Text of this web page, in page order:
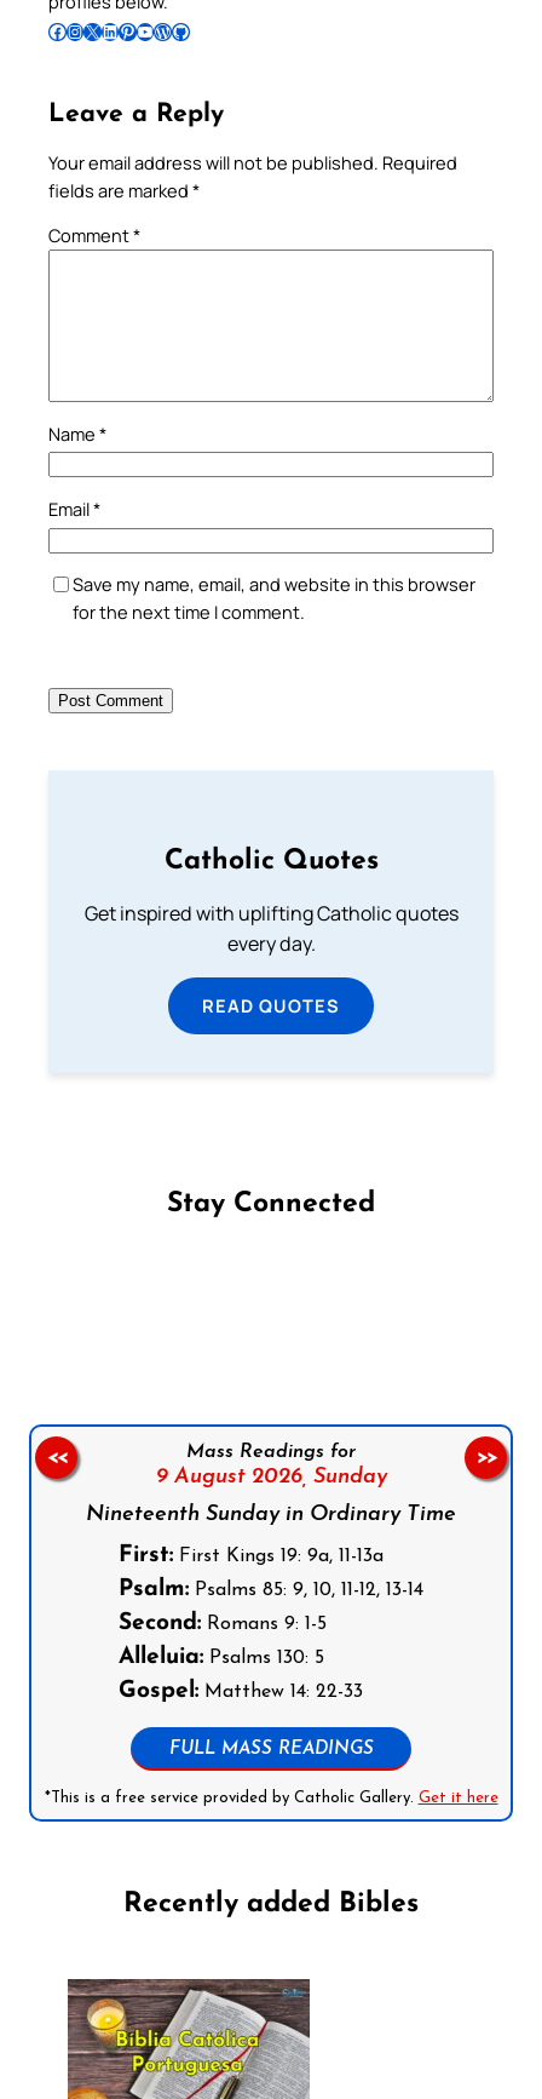
Follow Pradeep on Facebook Follow Pradeep on InstagramFollow Pradeep on X Follow Pradeep on LinkedIn Follow Pradeep on Pinterest Subscribe to Pradeep’s Youtube Channel Follow Pradeep on WordPress Follow Pradeep on GitHub
Leave a Reply
Your email address will not be published. Required
fields are marked *
Comment*
Name *
Email*
Save my name, email, and website in this browser
for the next time I comment.
Catholic Quotes
Get inspired with uplifting Catholic quotes
every day.
READ QUOTES
Stay Connected
Mass Readings for
9 August 2026, Sunday
Nineteenth Sunday in Ordinary Time
First: First Kings 19: 9a, 11-13a
Psalm: Psalms 85: 9, 10, 11-12, 13-14
Second: Romans 9: 1-5
Alleluia: Psalms 130: 5
Gospel: Matthew 14: 22-33
FULL MASS READINGS
*This is a free service provided by Catholic Gallery. Get it here
<< >>
Recently added Bibles